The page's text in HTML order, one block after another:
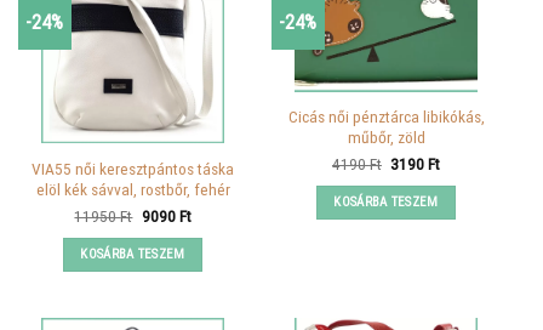
-24%
VIA55 női keresztpántos táska
elöl kék sávval, rostbőr, fehér
11950Ft Original
was:
11950 Ft.
9090FtCurrent
KOSÁRBA TESZEM
-24%
Cicás női pénztárca libikókás,
műbőr, zöld
4190Ft Original
was:
4190 Ft.
3190FtCurrent
KOSÁRBA TESZEM